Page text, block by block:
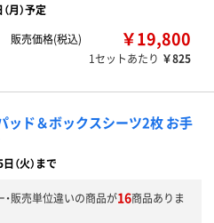
月）予定
販売価格(税込)
￥19,800
1セットあたり ￥825
ッド＆ボックスシーツ2枚 お手
（火）まで
・販売単位違いの商品が16商品ありま